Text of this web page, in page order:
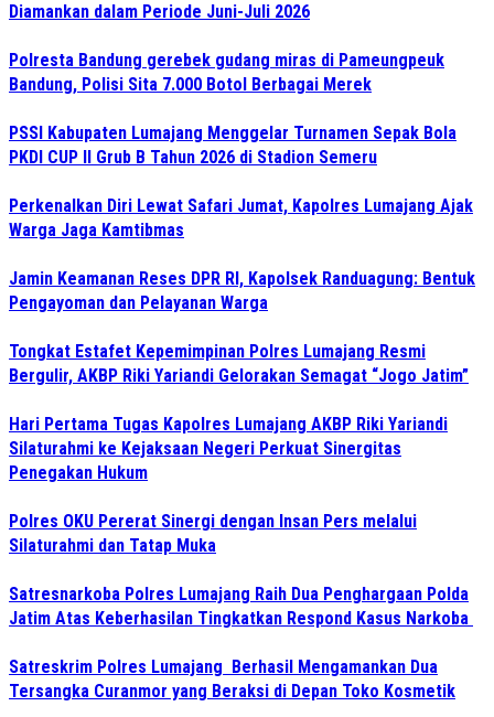
Diamankan dalam Periode Juni-Juli 2026
Polresta Bandung gerebek gudang miras di Pameungpeuk
Bandung, Polisi Sita 7.000 Botol Berbagai Merek
PSSI Kabupaten Lumajang Menggelar Turnamen Sepak Bola
PKDI CUP II Grub B Tahun 2026 di Stadion Semeru
Perkenalkan Diri Lewat Safari Jumat, Kapolres Lumajang Ajak
Warga Jaga Kamtibmas
Jamin Keamanan Reses DPR RI, Kapolsek Randuagung: Bentuk
Pengayoman dan Pelayanan Warga
Tongkat Estafet Kepemimpinan Polres Lumajang Resmi
Bergulir, AKBP Riki Yariandi Gelorakan Semagat “Jogo Jatim”
Hari Pertama Tugas Kapolres Lumajang AKBP Riki Yariandi
Silaturahmi ke Kejaksaan Negeri Perkuat Sinergitas
Penegakan Hukum
Polres OKU Pererat Sinergi dengan Insan Pers melalui
Silaturahmi dan Tatap Muka
Satresnarkoba Polres Lumajang Raih Dua Penghargaan Polda
Jatim Atas Keberhasilan Tingkatkan Respond Kasus Narkoba
Satreskrim Polres Lumajang Berhasil Mengamankan Dua
Tersangka Curanmor yang Beraksi di Depan Toko Kosmetik